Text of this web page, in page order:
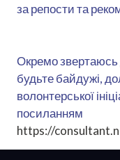
за репости та
Окремо звертаюсь
будьте байдужі,
волонтерської
посиланням
https://